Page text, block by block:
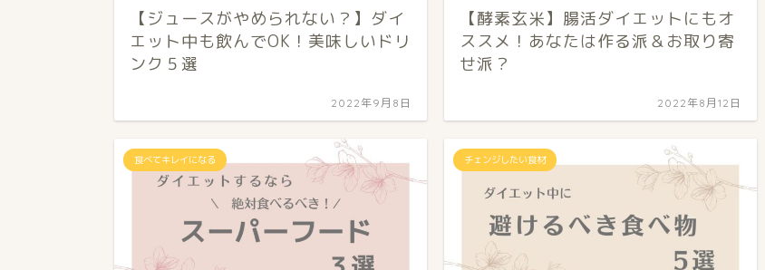
【ジュースがやめられない？】ダイ
エット中も飲んでOK！美味しいドリ
ンク５選
2022年9月8日
【酵素玄米】腸活ダイエットにもオ
ススメ！あなたは作る派＆お取り寄
せ派？
2022年8月12日
食べてキレイになる チェンジしたい食材